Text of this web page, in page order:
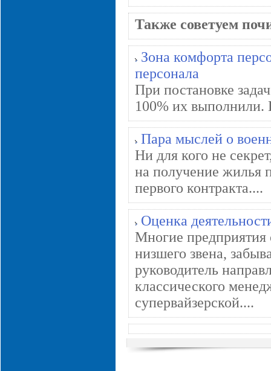
Также советуем
Зона комфорта
персонала
При постановке
100% их выполнили.
Пара мыслей о
Ни для кого не
на получение жилья
первого контракта....
Оценка
Многие предприятия
низшего звена,
руководитель
классического
супервайзерской....